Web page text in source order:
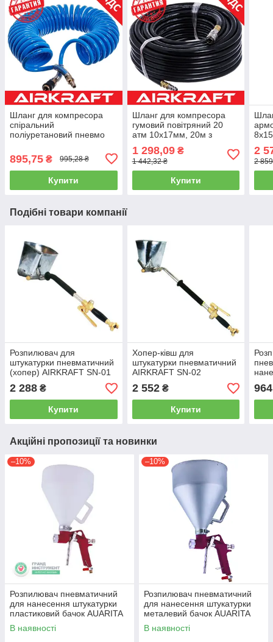
Шланг для компресора
спіральний
поліуретановий пневмо
AIRKRAFT. Made in Italy.
AHC48-J
895,75 ₴ 995,28 ₴
Купити
Шланг для компресора
гумовий повітряний 20
атм 10х17мм, 20м з
сполуками AIRKRAFT
AHC-10-H
1 298,09₴
1 442,32 ₴
Купити
2
2
Подібні товари компанії
Розпилювач для
штукатурки пневматичний
(хопер) AIRKRAFT SN-01
2 288 ₴
Купити
Хопер-ківш для
штукатурки пневматичний
AIRKRAFT SN-02
2 552₴
Купити
964
Акційні пропозиції та новинки
–10%
Розпилювач пневматичний
для нанесення штукатурки
пластиковий бачок AUARITA
FR-301
В наявності
–10%
Розпилювач пневматичний
для нанесення штукатурки
металевий бачок AUARITA
FR-300
В наявності